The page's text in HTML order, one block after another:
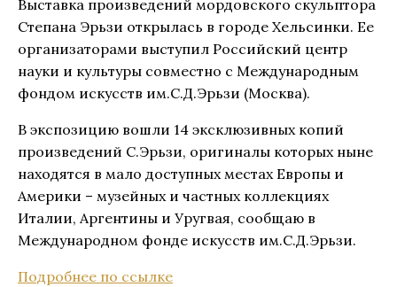
Выставка произведений мордовского скульптора
Степана Эрьзи открылась в городе Хельсинки. Ее
организаторами выступил Российский центр
науки и культуры совместно с Международным
фондом искусств им.С.Д.Эрьзи (Москва).
В экспозицию вошли 14 эксклюзивных копий
произведений С.Эрьзи, оригиналы которых ныне
находятся в мало доступных местах Европы и
Америки – музейных и частных коллекциях
Италии, Аргентины и Уругвая, сообщаю в
Международном фонде искусств им.С.Д.Эрьзи.
Подробнее по ссылке